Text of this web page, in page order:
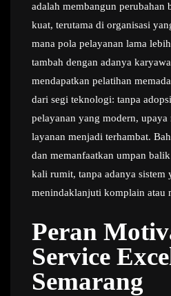
adalah membangun perubahan
kuat, terutama di organisasi
mana pola pelayanan lama
tambah dengan adanya
mendapatkan pelatihan
dari segi teknologi: tanpa
pelayanan yang modern,
layanan menjadi terhambat.
dan memanfaatkan umpan
kali rumit, tanpa adanya sistem
menindaklanjuti komplain atau
Peran
Service
Semarang